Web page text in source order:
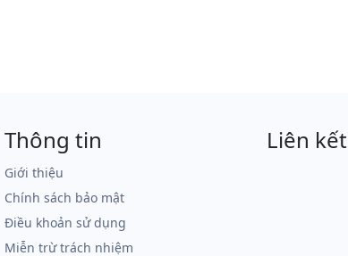
Thông tin
Giới thiệu
Chính sách bảo mật
Điều khoản sử dụng
Miễn trừ trách nhiệm
Liên kết